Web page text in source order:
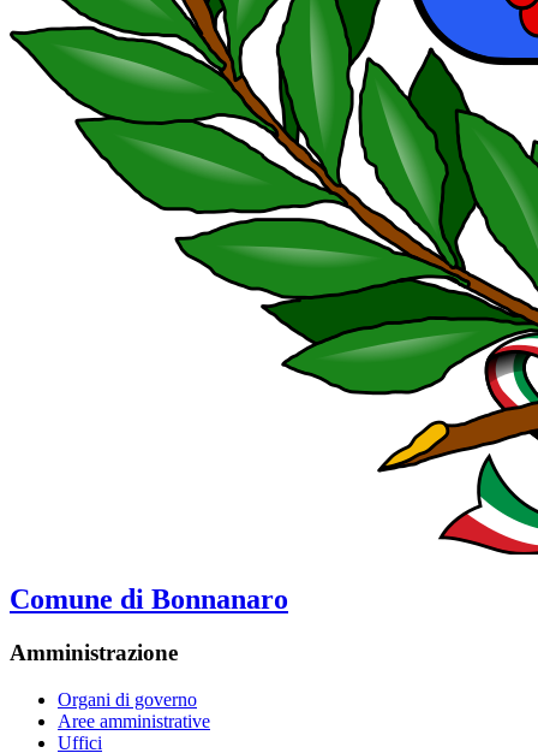
Comune di Bonnanaro
Amministrazione
Organi di governo
Aree amministrative
Uffici